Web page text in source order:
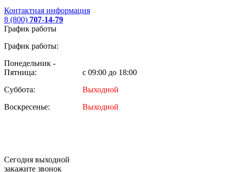
Контактная информация
8 (800) 707-14-79
График работы
График работы:
Понедельник -
Пятница:
с 09:00 до 18:00
Суббота:
Выходной
Воскресенье:
Выходной
Сегодня выходной
закажите звонок